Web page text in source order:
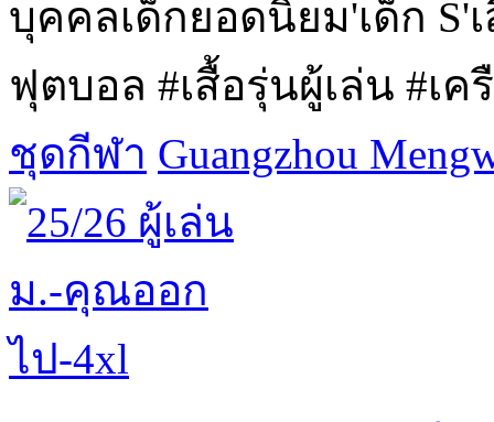
บุคคลเด็กยอดนิยม'เด็ก S'
ฟุตบอล #เสื้อรุ่นผู้เล่น #เค
ชุดกีฬา Guangzhou